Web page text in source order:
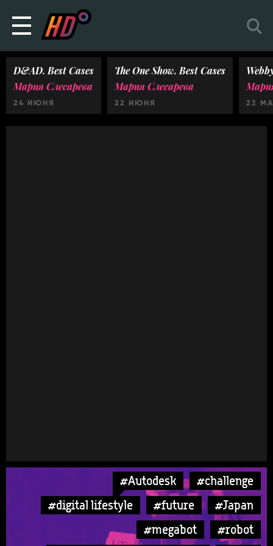
D&AD. Best Cases
Мария Слесарева
24 ИЮНЯ
The One Show. Best Cases
Мария Слесарева
22 ИЮНЯ 22
#Autodesk
#challenge
#digital lifestyle
#future
#Japan
#megabot
#robot